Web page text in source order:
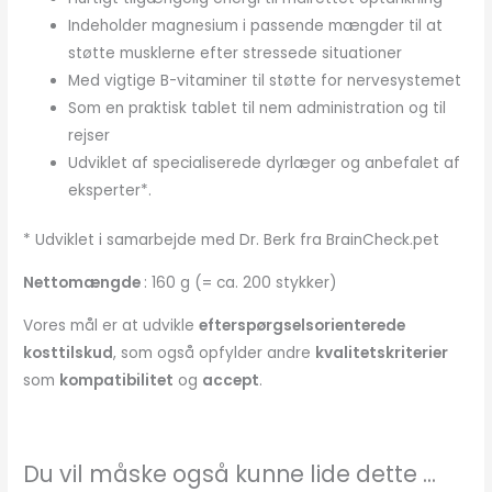
Indeholder magnesium i passende mængder til at
støtte musklerne efter stressede situationer
Med vigtige B-vitaminer til støtte for nervesystemet
Som en praktisk tablet til nem administration og til
rejser
Udviklet af specialiserede dyrlæger og anbefalet af
eksperter*.
* Udviklet i samarbejde med Dr. Berk fra BrainCheck.pet
Nettomængde : 160 g (= ca. 200 stykker)
Vores mål er at udvikleefterspørgselsorienterede
kosttilskud, som også opfylder andre kvalitetskriterier
som kompatibilitet og accept.
Du vil måske også kunne lide dette ...